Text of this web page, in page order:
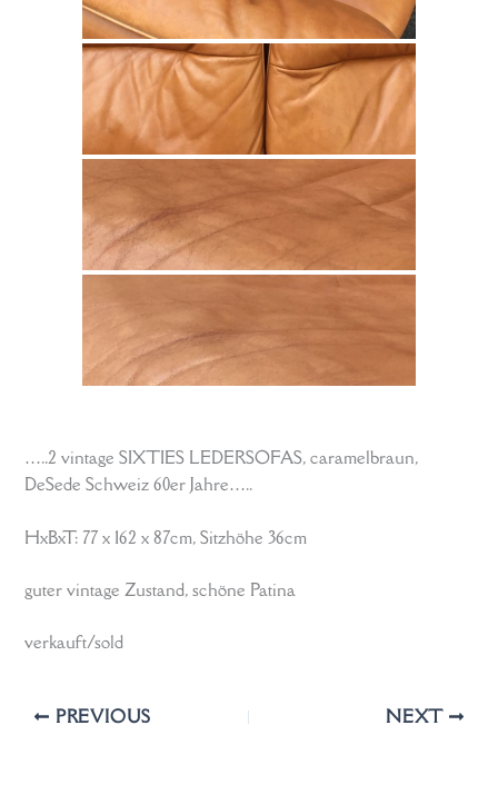
…..2 vintage SIXTIES LEDERSOFAS, caramelbraun,
DeSede Schweiz 60er Jahre…..
HxBxT: 77 x 162 x 87cm, Sitzhöhe 36cm
guter vintage Zustand, schöne Patina
verkauft/sold
PREVIOUS NEXT